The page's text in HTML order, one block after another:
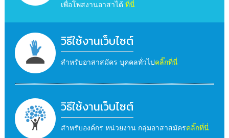
เพื่อโพสงานอาสาได้ ที่นี่
วิธีใช้งานเว็บไซต์
สำหรับอาสาสมัคร บุคคลทั่วไปคลิ๊กที่นี่
วิธีใช้งานเว็บไซต์
สำหรับองค์กร หน่วยงาน กลุ่มอาสาสมัครคลิ๊กที่นี่